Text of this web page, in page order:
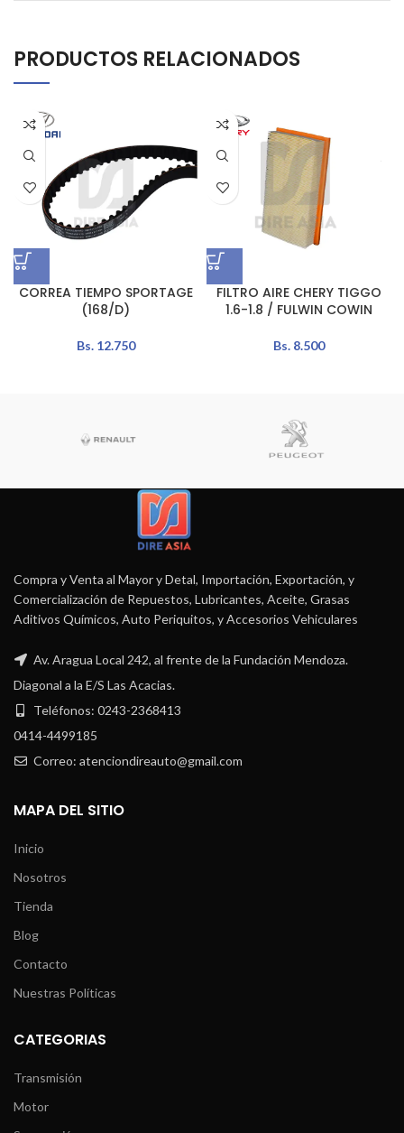
PRODUCTOS RELACIONADOS
CORREA TIEMPO SPORTAGE
(168/D)
Bs.12.750
FILTRO AIRE CHERY TIGGO
1.6-1.8 / FULWIN COWIN
Bs.8.500
Compra y Venta al Mayor y Detal, Importación, Exportación, y
Comercialización de Repuestos, Lubricantes, Aceite, Grasas
Aditivos Químicos, Auto Periquitos, y Accesorios Vehiculares
Av. Aragua Local 242, al frente de la Fundación Mendoza.
Diagonal a la E/S Las Acacias.
Teléfonos: 0243-2368413
0414-4499185
Correo: atenciondireauto@gmail.com
MAPA DEL SITIO
Inicio
Nosotros
Tienda
Blog
Contacto
Nuestras Políticas
CATEGORIAS
Transmisión
Motor